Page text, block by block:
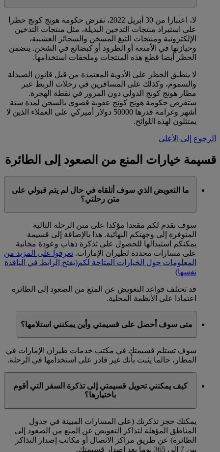
لا، اعتبارا من 30 أبريل 2022، تفرض حكومة هونج كونج حظرا
على استيراد منتجات التدخين البديلة، مثل منتجات التدخين
الإلكترونية ومنتجات التبغ المسخن والسجائر العشبية،
وحيازتها في الأمتعة أو الطرود أو كبضائع في الشحن. يتضمن
الحظر أيضا قطع هذه المنتجات وملحقات استخدامها.
لا ينطبق الحظر على الأدوية المعتمدة من قبل قانون الصيدلة
والسموم، وكذلك على المسافرين في رحلات الربط عبر
مطار هونج كونج الدولي دون المرور في نقطة الهجرة.
ستفرض حكومة هونج كونج عقوبة قصوى بالسجن لمدة ستة
أشهر وغرامة قدرها 50000 دولار أميركي على العملاء الذين لا
يمتثلون لهذه اللوائح.
الرجوع إلى الأعلى
قسيمة خيارات المنع من الصعود إلى الطائرة
ما التعويض الذي سوف أتلقاه في حال لم يتم قبولي على
متن رحلتي؟
سوف نقدم لكم مقعدا مؤكدا على متن الرحلة التالية
المتوفرة إلى وجهتكم النهائية. هذا بالإضافة إلى قسيمة
يمكنكم استبدالها للحصول على تذكرة ذهاب وعودة مجانية
على مسارات محددة لطيران الإمارات. تعرفوا على المزيد من
المعلومات حول الخيارات المتاحة لكم(يفتح الرابط في النافذة
نفسها)
قد تختلف قواعد التعويض عن المنع من الصعود إلى الطائرة
اعتمادا على الأنظمة المحلية.
متى سوف أحصل على قسيمتي وأين يمكنني استلامها؟
سوف تستلم قسيمتك في مكتب خدمات طيران الإمارات في
المطار، حالما يثبت بأنك غير قادر على استخدامها في الرحلة.
كيف يمكنني تحويل قسيمتي إلى تذكرة السفر التي أقوم
باختيارها؟
يمكنك حجز تذكرتك (على المسارات المبينة في جدول
المناطق المؤهلة لتذاكر التعويض عن المنع من الصعود إلى
الطائرة) عن طريق مراكز الاتصال أو مكاتب إصدار التذاكر
بين 7 إلى 365 يوما بعد إصدار قسيمتك.